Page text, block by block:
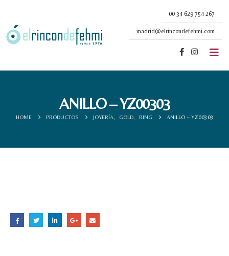
00 34 629 754 267
madrid@elrincondefehmi.com
ANILLO – YZ00303
HOME PRODUCTOS JOYERÍA, GOLD, RING ANILLO – YZ00303